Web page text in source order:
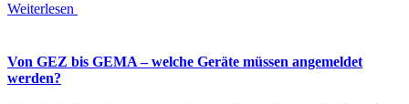
Weiterlesen
Von GEZ bis GEMA – welche Geräte müssen angemeldet
werden?